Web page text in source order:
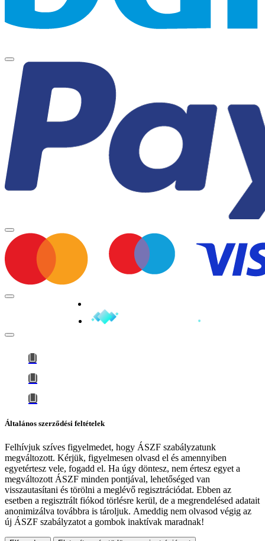
Általános szerződési feltételek
Felhívjuk szíves figyelmedet, hogy ÁSZF szabályzatunk
megváltozott. Kérjük, figyelmesen olvasd el és amennyiben
egyetértesz vele, fogadd el. Ha úgy döntesz, nem értesz egyet a
megváltozott ÁSZF minden pontjával, lehetőséged van
visszautasítani és törölni a meglévő regisztrációdat. Ebben az
esetben a regisztrált fiókod törlésre kerül, de a megrendelésed adatait
anonimizálva továbbra is tároljuk. Ameddig nem olvasod végig az
új ÁSZF szabályzatot a gombok inaktívak maradnak!